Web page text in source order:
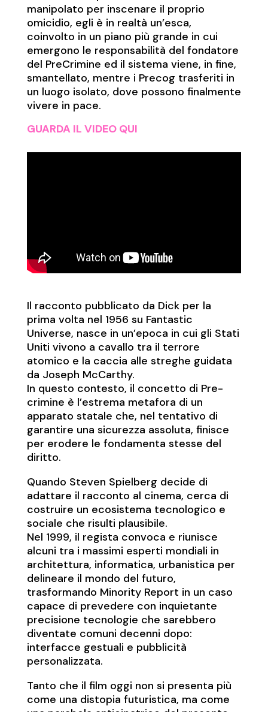
manipolato per inscenare il proprio
omicidio, egli è in realtà un’esca,
coinvolto in un piano più grande in cui
emergono le responsabilità del fondatore
del PreCrimine ed il sistema viene, in fine,
smantellato, mentre i Precog trasferiti in
un luogo isolato, dove possono finalmente
vivere in pace.
GUARDA IL VIDEO QUI
Il racconto pubblicato da Dick per la
prima volta nel 1956 su Fantastic
Universe, nasce in un’epoca in cui gli Stati
Uniti vivono a cavallo tra il terrore
atomico e la caccia alle streghe guidata
da Joseph McCarthy.
In questo contesto, il concetto di Pre-
crimine è l’estrema metafora di un
apparato statale che, nel tentativo di
garantire una sicurezza assoluta, finisce
per erodere le fondamenta stesse del
diritto.
Quando Steven Spielberg decide di
adattare il racconto al cinema, cerca di
costruire un ecosistema tecnologico e
sociale che risulti plausibile.
Nel 1999, il regista convoca e riunisce
alcuni tra i massimi esperti mondiali in
architettura, informatica, urbanistica per
delineare il mondo del futuro,
trasformando Minority Report in un caso
capace di prevedere con inquietante
precisione tecnologie che sarebbero
diventate comuni decenni dopo:
interfacce gestuali e pubblicità
personalizzata.
Tanto che il film oggi non si presenta più
come una distopia futuristica, ma come